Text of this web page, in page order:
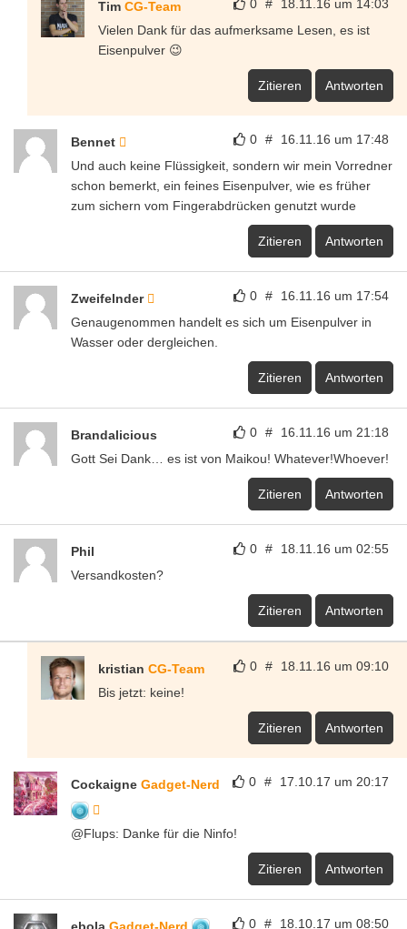
0 # 18.11.16 um 14:03
Tim CG-Team
Vielen Dank für das aufmerksame Lesen, es ist
Eisenpulver 😉
Zitieren Antworten
0 # 16.11.16 um 17:48
Bennet
Und auch keine Flüssigkeit, sondern wir mein Vorredner
schon bemerkt, ein feines Eisenpulver, wie es früher
zum sichern vom Fingerabdrücken genutzt wurde
Zitieren Antworten
0 # 16.11.16 um 17:54
Zweifelnder
Genaugenommen handelt es sich um Eisenpulver in
Wasser oder dergleichen.
Zitieren Antworten
0 # 16.11.16 um 21:18
Brandalicious
Gott Sei Dank… es ist von Maikou! Whatever!Whoever!
Zitieren Antworten
0 # 18.11.16 um 02:55
Phil
Versandkosten?
Zitieren Antworten
0 # 18.11.16 um 09:10
kristian CG-Team
Bis jetzt: keine!
Zitieren Antworten
0 # 17.10.17 um 20:17
Cockaigne Gadget-Nerd
@Flups: Danke für die Ninfo!
Zitieren Antworten
0 # 18.10.17 um 08:50